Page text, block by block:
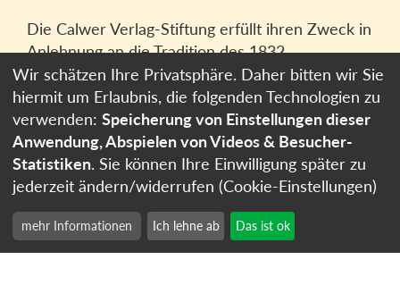
Die Calwer Verlag-Stiftung erfüllt ihren Zweck in
Anlehnung an die Tradition des 1832
gegründeten Calwer Verlagsvereins, der
heutigen Calwer Verlag Bücher und Medien
GmbHin Stuttgart.
Impressum
Datenschutzerklärung
Cookie-Einstellungen
Wir schätzen Ihre Privatsphäre. Daher bitten wir Sie
hiermit um Erlaubnis, die folgenden Technologien zu
verwenden: Speicherung von Einstellungen dieser
Anwendung, Abspielen von Videos & Besucher-
Statistiken. Sie können Ihre Einwilligung später zu
jederzeit ändern/widerrufen (Cookie-Einstellungen)
mehr Informationen Ich lehne ab Das ist ok